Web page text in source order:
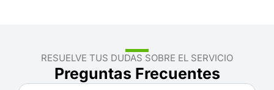
RESUELVE TUS DUDAS SOBRE EL SERVICIO
Preguntas Frecuentes